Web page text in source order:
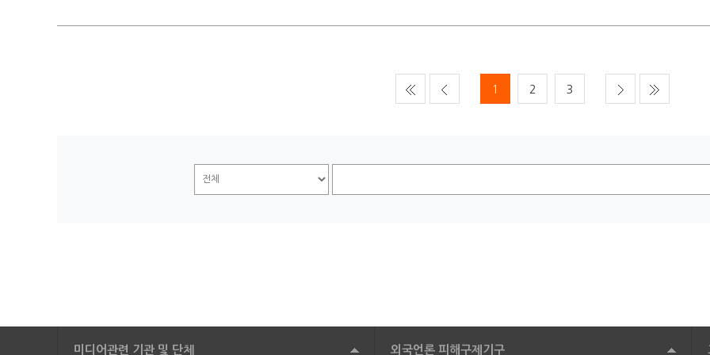
1 2 3
미디어관련 기관 및 단체 외국언론 피해구제기구